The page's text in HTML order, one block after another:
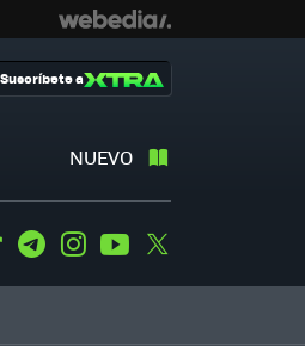
NUEVO
Suscríbete a
Tiktok TelegramInstagramYoutube